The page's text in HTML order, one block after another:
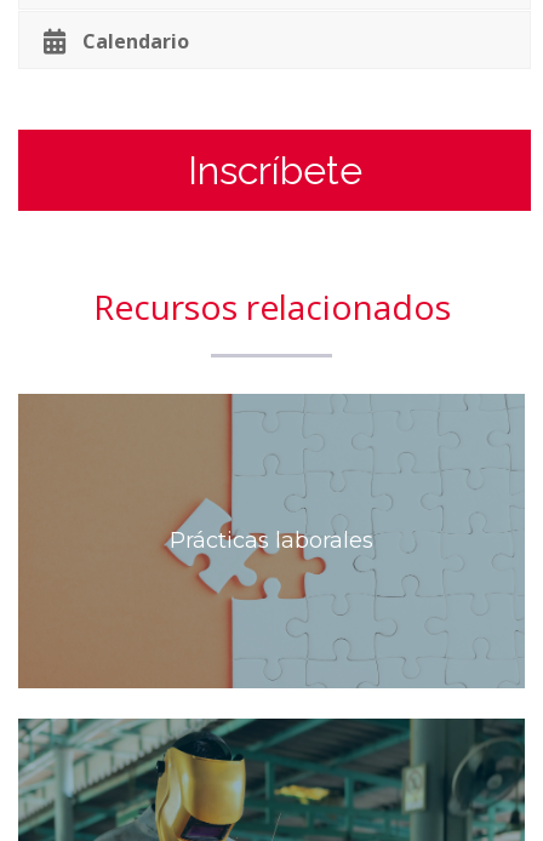
Calendario
Inscríbete
Recursos relacionados
Prácticas laborales